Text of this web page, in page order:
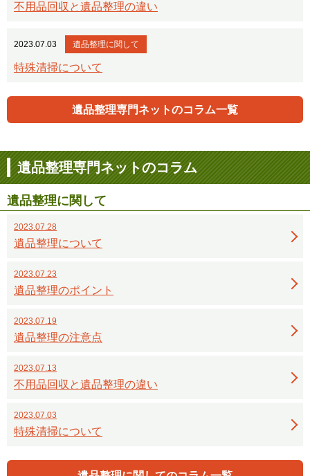
不用品回収と遺品整理の違い
2023.07.03 遺品整理に関して
特殊清掃について
遺品整理専門ネットのコラム一覧
遺品整理専門ネットのコラム
遺品整理に関して
2023.07.28
遺品整理について
2023.07.23
遺品整理のポイント
2023.07.19
遺品整理の注意点
2023.07.13
不用品回収と遺品整理の違い
2023.07.03
特殊清掃について